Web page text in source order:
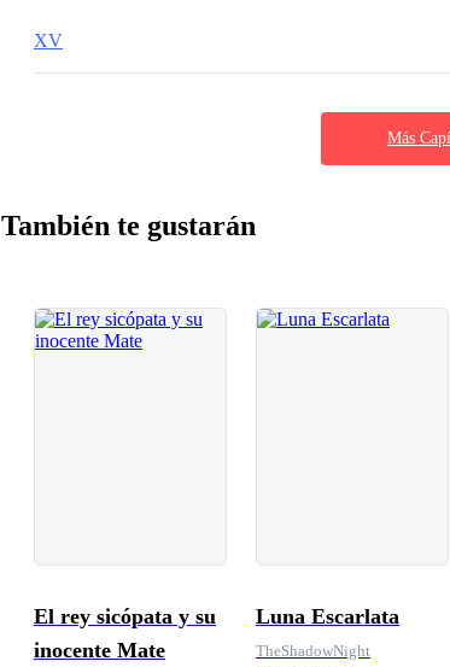
XV
Más
También te gustarán
El rey sicópata y su
inocente Mate
Luna Escarlata
TheShadowNight